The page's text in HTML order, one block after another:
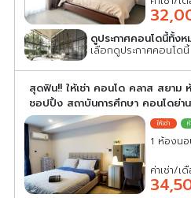
ดูประกาศคอนโดนี้ทั้งห
เลือกดูประกาศคอนโดนี้
สุดฟิน!! ให้เช่า คอนโด คลาส สยาม
ชอปปิ้ง สถาบันการศึกษา คอนโดย่า
1 ห้องน
ค่าเช่า/เ